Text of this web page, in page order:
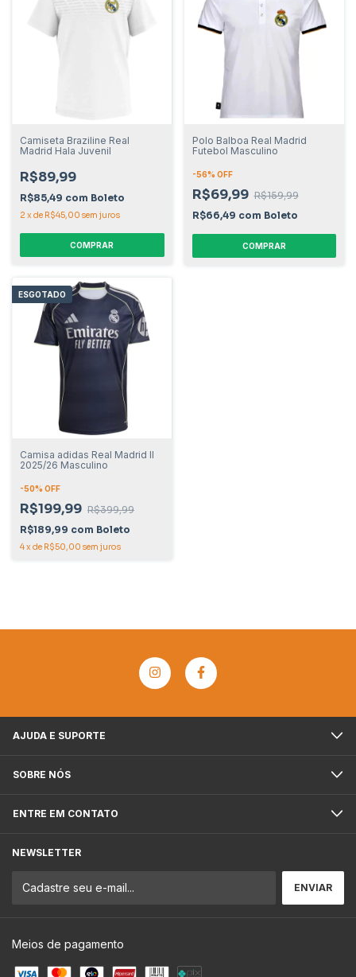
Camiseta Braziline Real
Madrid Hala Juvenil
R$89,99
R$85,49 com Boleto
2 x de R$45,00 sem juros
COMPRAR
Polo Balboa Real Madrid
Futebol Masculino
-56% OFF
R$69,99 R$159,99
R$66,49 com Boleto
COMPRAR
ESGOTADO
Camisa adidas Real Madrid II
2025/26 Masculino
-50% OFF
R$199,99 R$399,99
R$189,99 com Boleto
4x de R$50,00 sem juros
AJUDA E SUPORTE
SOBRE NÓS
ENTRE EM CONTATO
NEWSLETTER
Meios de pagamento